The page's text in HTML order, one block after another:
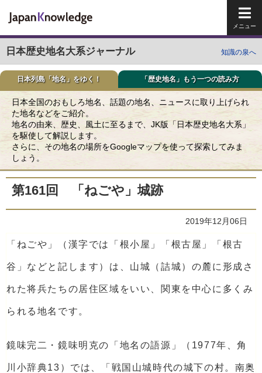
日本歴史地名大系ジャーナル 知識の泉へ
日本列島「地名」をゆく！ 「歴史地名」もう一つの読み方
日本全国のおもしろ地名、話題の地名、ニュースに取り上げられ
た地名などをご紹介。
地名の由来、歴史、風土に至るまで、JK版「日本歴史地名大系」
を駆使して解説します。
さらに、その地名の場所をGoogleマップを使って探索してみま
しょう。
第161回 「ねごや」城跡
2019年12月06日
「ねごや」（漢字では「根小屋」「根古屋」「根古
谷」などと記します）は、山城（詰城）の麓に形成さ
れた将兵たちの居住区域をいい、関東を中心に多くみ
られる地名です。
鏡味完二・鏡味明克の「地名の語源」（1977年、角
川小辞典13）では、「戦国山城時代の城下の村。南奥